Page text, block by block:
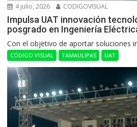
4 julio, 2026 CODIGOVISUAL
Impulsa UAT innovación
posgrado en Ingeniería
Con el objetivo de aportar soluciones
CÓDIGO VISUAL TAMAULIPAS UAT